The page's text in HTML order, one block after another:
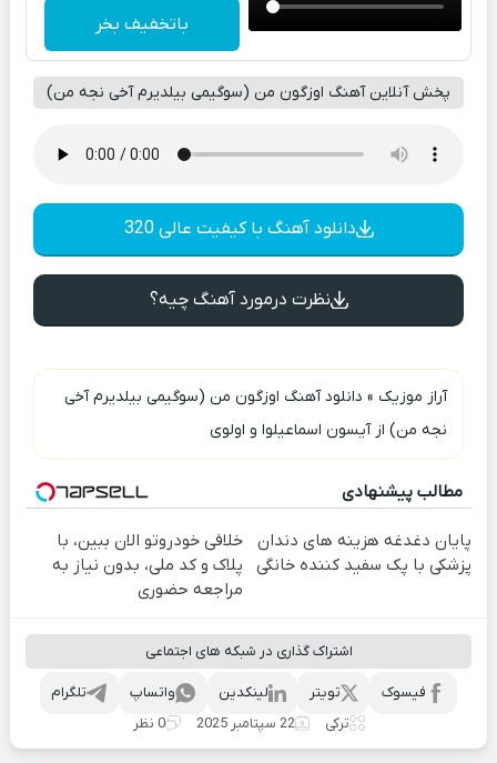
باتخفیف بخر
پخش آنلاین آهنگ اوزگون من (سوگیمی بیلدیرم آخی نجه من)
دانلود آهنگ با کیفیت عالی 320
نظرت درمورد آهنگ چیه؟
آراز موزیک » دانلود آهنگ اوزگون من (سوگیمی بیلدیرم آخی
نجه من) از آیسون اسماعیلوا و اولوی
مطالب پیشنهادی
پایان دغدغه هزینه های دندان
پزشکی با پک سفید کننده خانگی
خلافی خودروتو الان ببین، با
پلاک و کد ملی، بدون نیاز به
مراجعه حضوری
اشتراک گذاری در شبکه های اجتماعی
تلگرام واتساپ لینکدین تویتر
فیسوک
ترکی
22 سپتامبر 2025 0 نظر